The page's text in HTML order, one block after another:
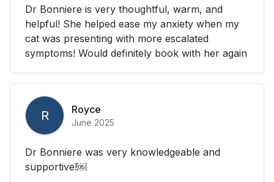
Dr Bonniere is very thoughtful, warm, and
helpful! She helped ease my anxiety when my
cat was presenting with more escalated
symptoms! Would definitely book with her again
R Royce
June 2025
Dr Bonniere was very knowledgeable and
supportive!￼